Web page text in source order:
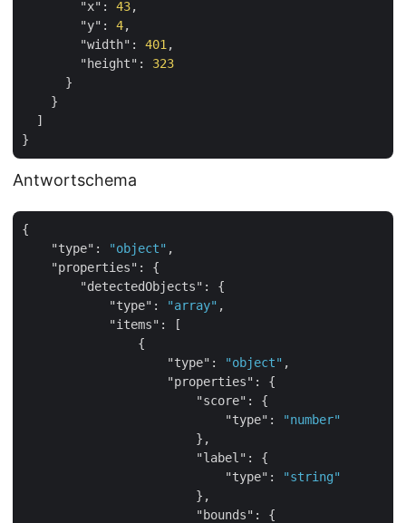
"x" : 43,
"y" : 4,
"width" : 401 ,
"height" : 323
      }
    }
  ]
Antwortschema
{
"type" : "object" ,
"properties" : {
"detectedObjects" : {
"type" : "array" ,
"items" : [
                {
"type" : "object" ,
"properties" : {
"score" : {
"type" :
"number"
                        },
"label" : {
"type" :
"string"
                        },
"bounds" : {